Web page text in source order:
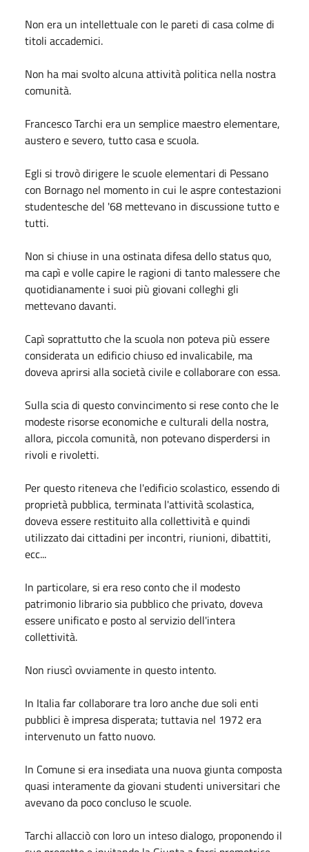
Non era un intellettuale con le pareti di casa colme di
titoli accademici.
Non ha mai svolto alcuna attività politica nella nostra
comunità.
Francesco Tarchi era un semplice maestro elementare,
austero e severo, tutto casa e scuola.
Egli si trovò dirigere le scuole elementari di Pessano
con Bornago nel momento in cui le aspre contestazioni
studentesche del '68 mettevano in discussione tutto e
tutti.
Non si chiuse in una ostinata difesa dello status quo,
ma capì e volle capire le ragioni di tanto malessere che
quotidianamente i suoi più giovani colleghi gli
mettevano davanti.
Capì soprattutto che la scuola non poteva più essere
considerata un edificio chiuso ed invalicabile, ma
doveva aprirsi alla società civile e collaborare con essa.
Sulla scia di questo convincimento si rese conto che le
modeste risorse economiche e culturali della nostra,
allora, piccola comunità, non potevano disperdersi in
rivoli e rivoletti.
Per questo riteneva che l'edificio scolastico, essendo di
proprietà pubblica, terminata l'attività scolastica,
doveva essere restituito alla collettività e quindi
utilizzato dai cittadini per incontri, riunioni, dibattiti,
ecc...
In particolare, si era reso conto che il modesto
patrimonio librario sia pubblico che privato, doveva
essere unificato e posto al servizio dell'intera
collettività.
Non riuscì ovviamente in questo intento.
In Italia far collaborare tra loro anche due soli enti
pubblici è impresa disperata; tuttavia nel 1972 era
intervenuto un fatto nuovo.
In Comune si era insediata una nuova giunta composta
quasi interamente da giovani studenti universitari che
avevano da poco concluso le scuole.
Tarchi allacciò con loro un inteso dialogo, proponendo il